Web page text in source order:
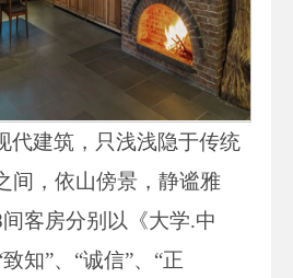
代建筑，只浅浅隐于传统
间，依山傍景，静谧雅
客房分别以《大学.中
知”、“诚信”、“正